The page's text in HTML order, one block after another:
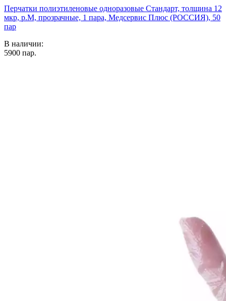
Перчатки полиэтиленовые одноразовые Стандарт, толщина 12
мкр, р.М, прозрачные, 1 пара, Медсервис Плюс (РОССИЯ), 50
пар
В наличии:
5900 пар.